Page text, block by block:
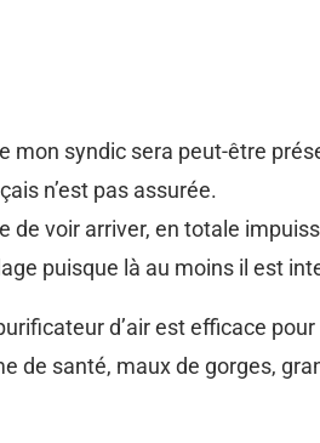
mon syndic sera peut-être
n’est pas assurée.
de voir arriver, en totale
puisque là au moins il est
d’air est efficace
de santé, maux de gorges,